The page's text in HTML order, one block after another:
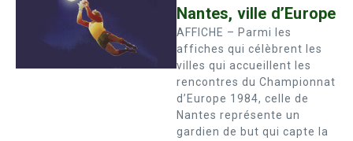
Nantes, ville d’Europe
AFFICHE – Parmi les
affiches qui célèbrent les
villes qui accueillent les
rencontres du Championnat
d’Europe 1984, celle de
Nantes représente un
gardien de but qui capte la